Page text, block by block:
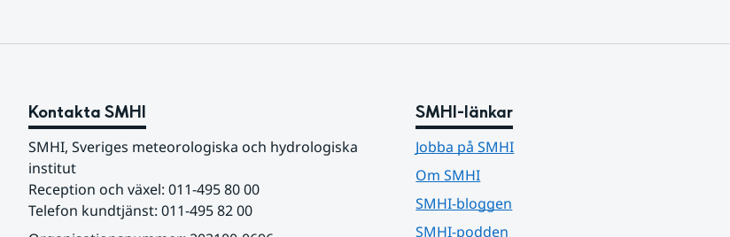
Kontakta SMHI
SMHI, Sveriges meteorologiska och hydrologiska
institut
Reception och växel: 011-495 80 00
Telefon kundtjänst: 011-495 82 00
SMHI-länkar
Jobba på SMHI
Om SMHI
SMHI-bloggen
SMHI-podden